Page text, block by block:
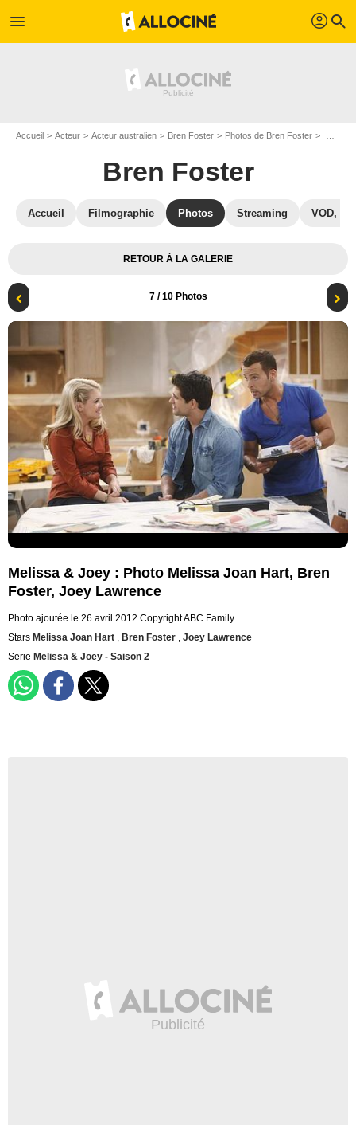
menu profil search
Accueil Acteur Acteur australien Bren Foster Photos de Bren Foster
Bren Foster
Accueil Filmographie Photos Streaming VOD,
RETOUR À LA GALERIE
7/ 10 Photos
Melissa & Joey : Photo Melissa Joan Hart, Bren
Foster, Joey Lawrence
Photo ajoutée le 26 avril 2012 Copyright ABC Family
Stars Melissa Joan Hart , Bren Foster , Joey Lawrence
Serie Melissa & Joey - Saison 2